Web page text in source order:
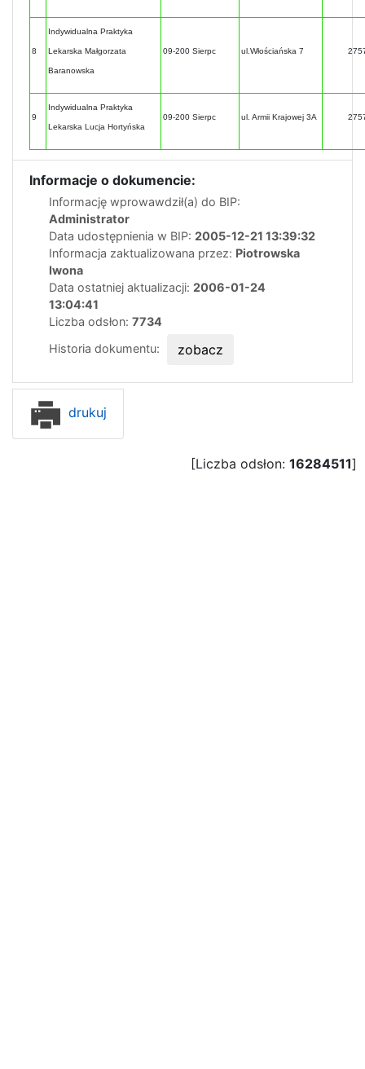
8
Indywidualna Praktyka
Lekarska Małgorzata
Baranowska
09-200 Sierpc ul.Włościańska 7
9
Indywidualna Praktyka
Lekarska Lucja Hortyńska
09-200 Sierpc ul. Armii Krajowej 3A
Informacje o dokumencie:
Informację wprowawdził(a) do BIP:
Administrator
Data udostępnienia w BIP: 2005-12-21 13:39:32
Informacja zaktualizowana przez: Piotrowska
Iwona
Data ostatniej aktualizacji: 2006-01-24
13:04:41
Liczba odsłon: 7734
Historia dokumentu:
zobacz
drukuj
[Liczba odsłon: 16284511]